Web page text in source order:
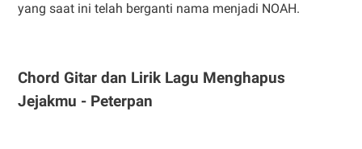
yang saat ini telah berganti nama menjadi NOAH.
Chord Gitar dan Lirik Lagu Menghapus
Jejakmu - Peterpan